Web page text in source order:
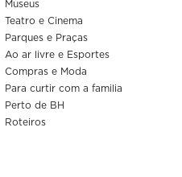
Museus
Teatro e Cinema
Parques e Praças
Ao ar livre e Esportes
Compras e Moda
Para curtir com a familia
Perto de BH
Roteiros